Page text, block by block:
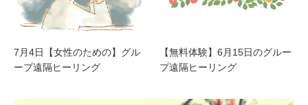
7月4日【女性のための】グル
ープ遠隔ヒーリング
【無料体験】6月15日のグルー
プ遠隔ヒーリング